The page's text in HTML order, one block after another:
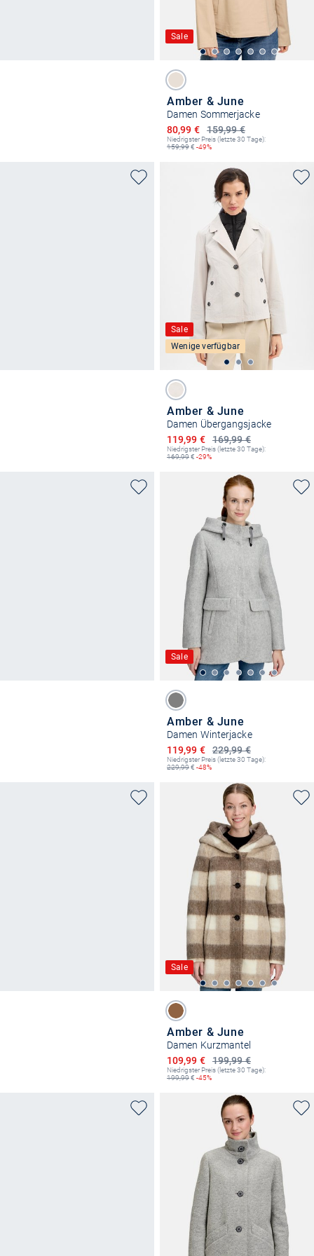
Sale
Amber & June
Damen Sommerjacke
159,99 €
Ermäßigter Preis
80,99 €
Niedrigster Preis (letzte 30 Tage):
159,99€ -49%
Sale
Wenige verfügbar
Amber & June
Damen Übergangsjacke
169,99 €
Ermäßigter Preis
119,99 €
Niedrigster Preis (letzte 30 Tage):
169,99€ -29%
Sale
Amber & June
Damen Winterjacke
229,99 €
Ermäßigter Preis
119,99 €
Niedrigster Preis (letzte 30 Tage):
229,99€ -48%
Sale
Amber & June
Damen Kurzmantel
199,99 €
Ermäßigter Preis
109,99 €
Niedrigster Preis (letzte 30 Tage):
199,99€ -45%